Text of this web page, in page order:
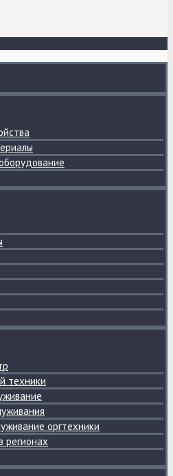
техники
оргтехники
регионах